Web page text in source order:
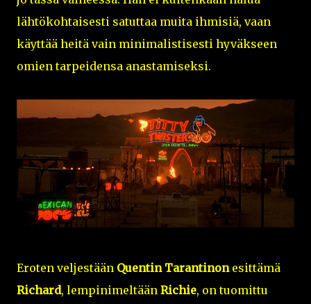
lähtökohtaisesti satuttaa muita ihmisiä, vaan
käyttää heitä vain minimalistisesti hyväkseen
omien tarpeidensa anastamiseksi.
Eroten veljestään Quentin Tarantinon esittämä
Richard, lempinimeltään Richie, on tuomittu